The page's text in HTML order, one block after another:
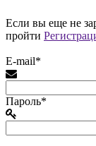
Если вы еще не
пройти
E-mail*
Пароль*